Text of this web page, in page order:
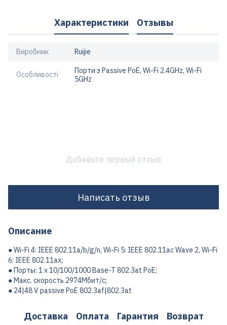
Характеристики Отзывы
Виробник Ruijie
Особливості
Порти з Passive PoE, Wi-Fi 2.4GHz, Wi-Fi
5GHz
Добавьте первый отзыв
Написать отзыв
Описание
● Wi-Fi 4: IEEE 802.11a/b/g/n, Wi-Fi 5: IEEE 802.11ac Wave 2, Wi-Fi
6: IEEE 802.11ax;
● Порты: 1 x 10/100/1000 Base-T 802.3at PoE;
● Макс. скорость 2974Мбит/с;
● 24|48 V passive PoE 802.3af|802.3at
Доставка Оплата Гарантия Возврат